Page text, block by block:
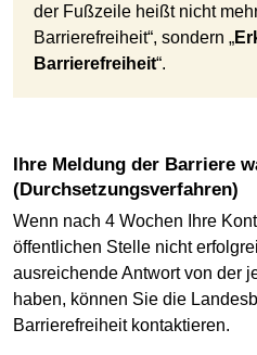
der Fußzeile heißt nicht
Barrierefreiheit“, sondern „
Barrierefreiheit“.
Ihre Meldung der Barriere war nicht erfolgreich?
(Durchsetzungsverfahren)
Wenn nach 4 Wochen Ihre
öffentlichen Stelle nicht
ausreichende Antwort von der
haben, können Sie die
Barrierefreiheit kontaktieren.